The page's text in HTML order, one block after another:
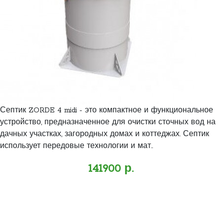
Септик ZORDE 4 midi - это компактное и функциональное
устройство, предназначенное для очистки сточных вод на
дачных участках, загородных домах и коттеджах. Септик
использует передовые технологии и мат..
141900 р.